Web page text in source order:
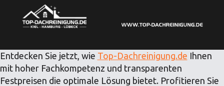
Entdecken Sie jetzt, wie Top-Dachreinigung.de Ihnen
mit hoher Fachkompetenz und transparenten
Festpreisen die optimale Lösung bietet. Profitieren Sie